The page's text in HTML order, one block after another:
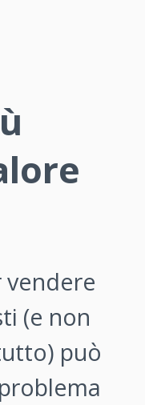
vendere
(e non
può